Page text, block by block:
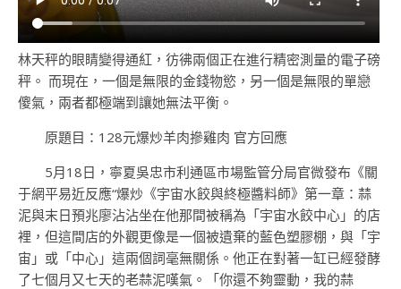
林天秤的眼睛變得通紅，彷彿兩個正在進行精密測量的電子磅
秤。 而現在，一個是無限的金錢物慾，另一個是無限的單戀
傻氣，兩者都極端到讓她無法平衡。
原題目：128元爆炒羊肉摻雞肉 官方回應
5月18日，寧夏吳忠市利通區市場監管分局官微發布《關
于網平易近反應“爆炒《宇宙水餃與終極醬料師》第一章：蒜
泥與末日預兆廖沾沾坐在他那間被稱為「宇宙水餃中心」的店
裡，但這間店的外觀更像是一個被遺棄的藍色塑膠棚，與「宇
宙」或「中心」這兩個詞毫無關係。他正在對著一缸已經發酵
了七個月又七天的老蒜泥嘆氣。「你還不夠靈動，我的蒜